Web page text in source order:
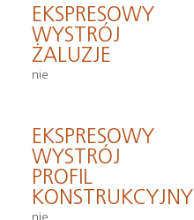
EKSPRESOWY
WYSTRÓJ
ŻALUZJE
nie
EKSPRESOWY
WYSTRÓJ
PROFIL
KONSTRUKCYJNY
nie